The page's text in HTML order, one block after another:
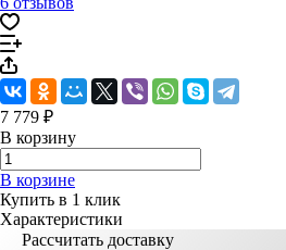
7 779 ₽
В корзину
В корзине
Купить в 1 клик
Характеристики
Рассчитать доставку